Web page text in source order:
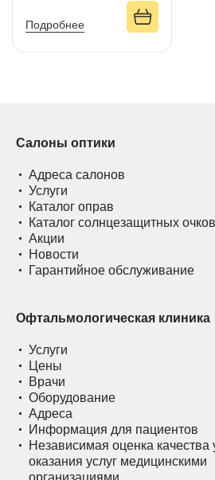
Подробнее
Салоны оптики
Адреса салонов
Услуги
Каталог оправ
Каталог солнцезащитных очков
Акции
Новости
Гарантийное обслуживание
Офтальмологическая клиника
Услуги
Цены
Врачи
Оборудование
Адреса
Информация для пациентов
Независимая оценка качества
оказания услуг медицинскими
организациями